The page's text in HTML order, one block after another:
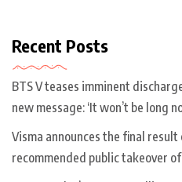
Recent Posts
BTS V teases imminent
new message: ‘It won’t be long
Visma announces the final
recommended public takeover